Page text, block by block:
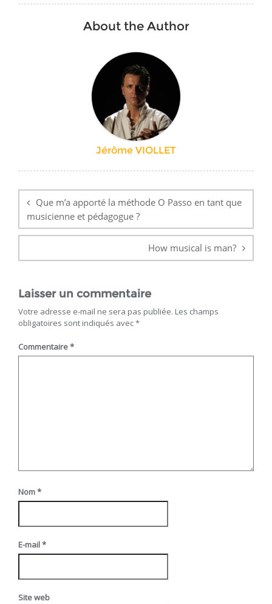
About the Author
Jérôme VIOLLET
de
l’article
Que m’a apporté la méthode O Passo en tant que
musicienne et pédagogue ?
How musical is man?
Laisser un commentaire
Votre adresse e-mail ne sera pas publiée. Les champs
obligatoires sont indiqués avec*
Commentaire*
Nom*
E-mail*
Site web